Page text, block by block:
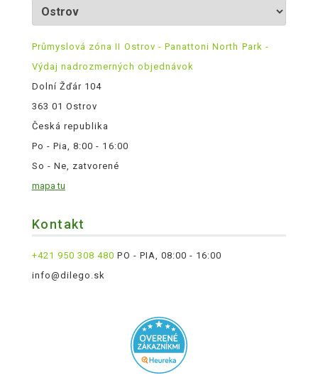
Průmyslová zóna II Ostrov - Panattoni North Park -
Výdaj nadrozmerných objednávok
Dolní Žďár 104
363 01 Ostrov
Česká republika
Po - Pia, 8:00 - 16:00
So - Ne, zatvorené
mapa tu
Kontakt
+421 950 308 480 PO - PIA, 08:00 - 16:00
info@dilego.sk